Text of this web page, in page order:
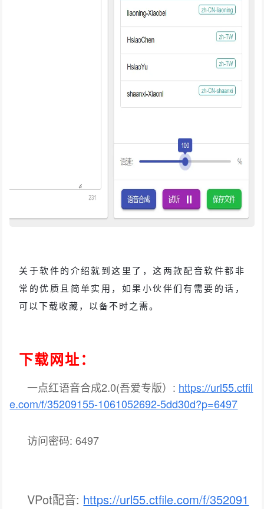
关于软件的介绍就到这里了，这两款配音软件都非
常的优质且简单实用，如果小伙伴们有需要的话，
可以下载收藏，以备不时之需。
下载网址：
一点红语音合成2.0(吾爱专版）: https://url55.ctfil
e.com/f/35209155-1061052692-5dd30d?p=6497
访问密码: 6497
VPot配音: https://url55.ctfile.com/f/352091